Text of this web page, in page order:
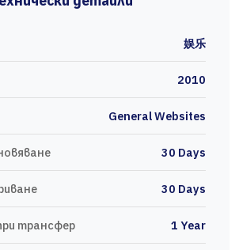
娱乐
2010
General Websites
30 Days
30 Days
трансфер 1 Year